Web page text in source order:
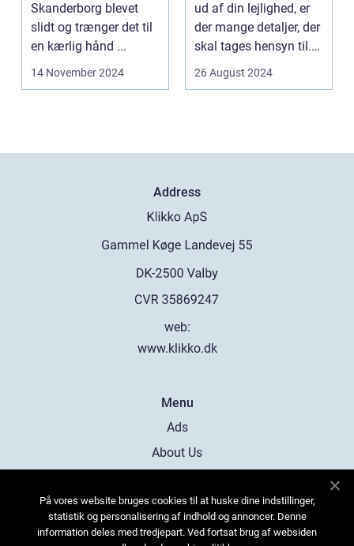
Skanderborg blevet
slidt og trænger det til
en kærlig hånd ...
14 November 2024
ud af din lejlighed, er
der mange detaljer, der
skal tages hensyn til.
En af...
26 August 2024
Address
web:
www.klikko.dk
Menu
Ads
About Us
Contact
Sitemap
På vores website bruges cookies til at huske dine indstillinger,
statistik og personalisering af indhold og annoncer. Denne
information deles med tredjepart. Ved fortsat brug af websiden